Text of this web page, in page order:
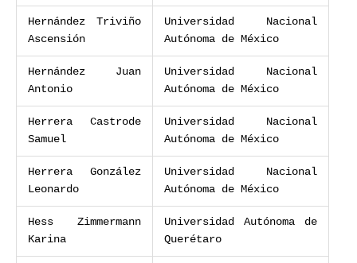
Hernández Triviño
Ascensión
Universidad Nacional
Autónoma de México
Hernández Juan
Antonio
Universidad Nacional
Autónoma de México
Herrera Castrode
Samuel
Universidad Nacional
Autónoma de México
Herrera González
Leonardo
Universidad Nacional
Autónoma de México
Hess Zimmermann
Karina
Universidad Autónoma de
Querétaro